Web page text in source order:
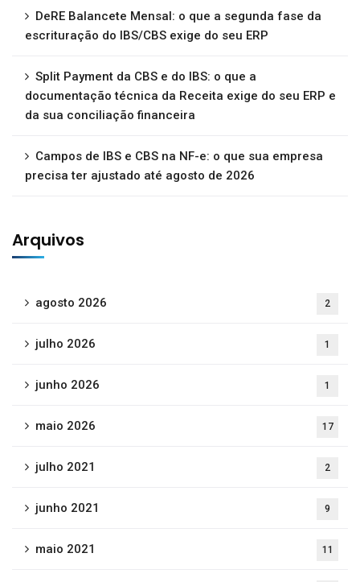
DeRE Balancete Mensal: o que a segunda fase da
escrituração do IBS/CBS exige do seu ERP
Split Payment da CBS e do IBS: o que a
documentação técnica da Receita exige do seu ERP e
da sua conciliação financeira
Campos de IBS e CBS na NF-e: o que sua empresa
precisa ter ajustado até agosto de 2026
Arquivos
agosto 2026 2
julho 2026 1
junho 2026 1
maio 2026 17
julho 2021 2
junho 2021 9
maio 2021 11